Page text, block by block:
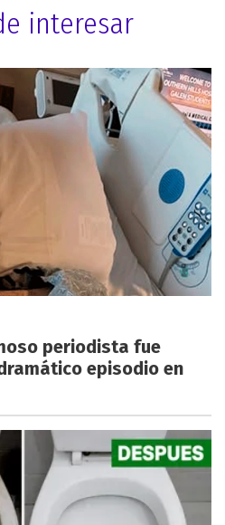
interesar
periodista fue
episodio en